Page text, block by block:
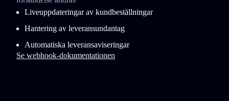
Liveuppdateringar av kundbeställningar
Hantering av leveransundantag
Automatiska leveransaviseringar
Se webhook-dokumentationen